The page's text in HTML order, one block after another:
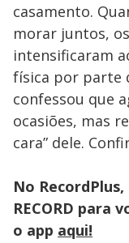
casamento.
morar juntos,
intensificaram
física por parte
confessou que
ocasiões, mas
cara” dele.
No
RECORD para
o app aqui!